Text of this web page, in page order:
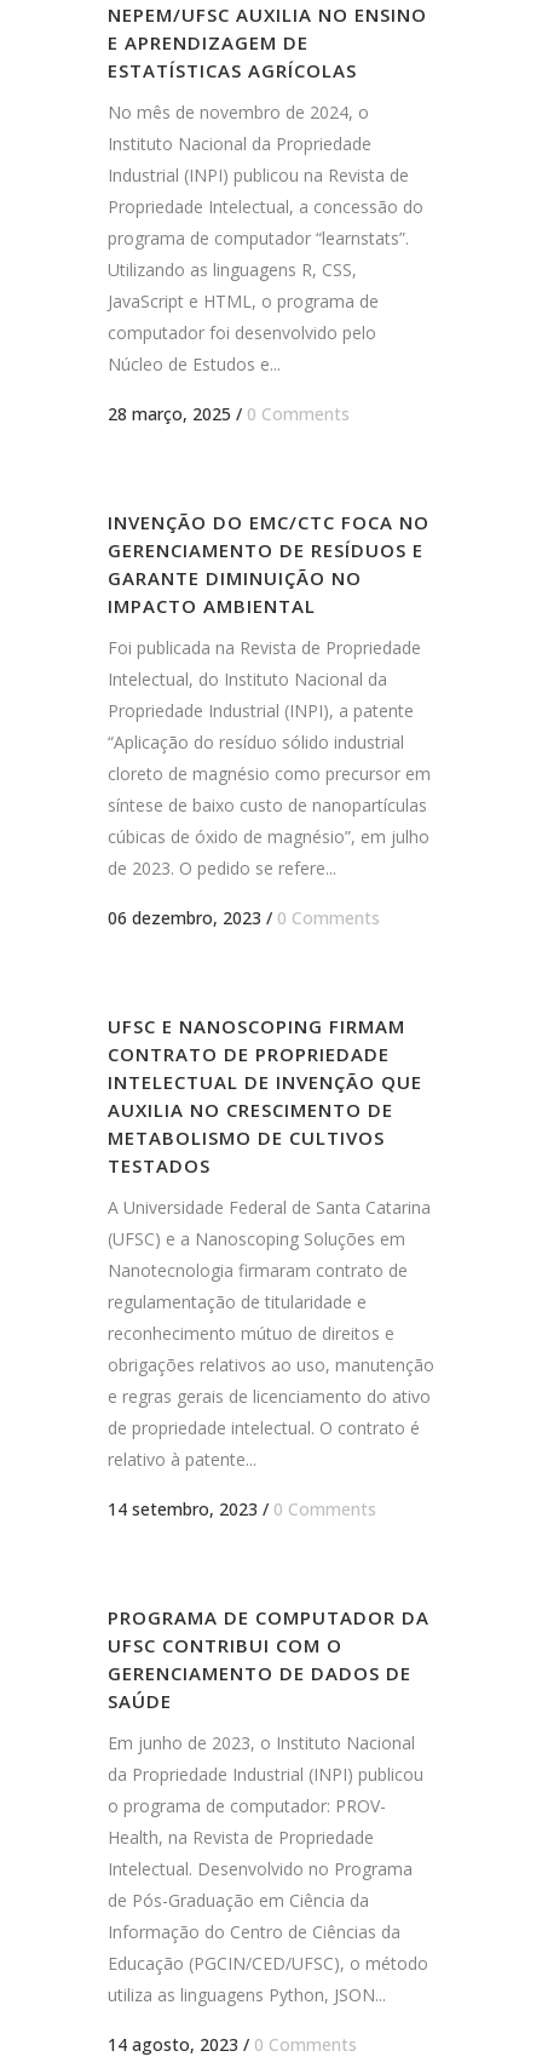
NEPEM/UFSC AUXILIA NO ENSINO
E APRENDIZAGEM DE
ESTATÍSTICAS AGRÍCOLAS
No mês de novembro de 2024, o
Instituto Nacional da Propriedade
Industrial (INPI) publicou na Revista de
Propriedade Intelectual, a concessão do
programa de computador “learnstats”.
Utilizando as linguagens R, CSS,
JavaScript e HTML, o programa de
computador foi desenvolvido pelo
Núcleo de Estudos e...
28 março, 2025 / 0 Comments
INVENÇÃO DO EMC/CTC FOCA NO
GERENCIAMENTO DE RESÍDUOS E
GARANTE DIMINUIÇÃO NO
IMPACTO AMBIENTAL
Foi publicada na Revista de Propriedade
Intelectual, do Instituto Nacional da
Propriedade Industrial (INPI), a patente
“Aplicação do resíduo sólido industrial
cloreto de magnésio como precursor em
síntese de baixo custo de nanopartículas
cúbicas de óxido de magnésio”, em julho
de 2023. O pedido se refere...
06 dezembro, 2023 / 0 Comments
UFSC E NANOSCOPING FIRMAM
CONTRATO DE PROPRIEDADE
INTELECTUAL DE INVENÇÃO QUE
AUXILIA NO CRESCIMENTO DE
METABOLISMO DE CULTIVOS
TESTADOS
A Universidade Federal de Santa Catarina
(UFSC) e a Nanoscoping Soluções em
Nanotecnologia firmaram contrato de
regulamentação de titularidade e
reconhecimento mútuo de direitos e
obrigações relativos ao uso, manutenção
e regras gerais de licenciamento do ativo
de propriedade intelectual. O contrato é
relativo à patente...
14 setembro, 2023 / 0 Comments
PROGRAMA DE COMPUTADOR DA
UFSC CONTRIBUI COM O
GERENCIAMENTO DE DADOS DE
SAÚDE
Em junho de 2023, o Instituto Nacional
da Propriedade Industrial (INPI) publicou
o programa de computador: PROV-
Health, na Revista de Propriedade
Intelectual. Desenvolvido no Programa
de Pós-Graduação em Ciência da
Informação do Centro de Ciências da
Educação (PGCIN/CED/UFSC), o método
utiliza as linguagens Python, JSON...
14 agosto, 2023 / 0 Comments